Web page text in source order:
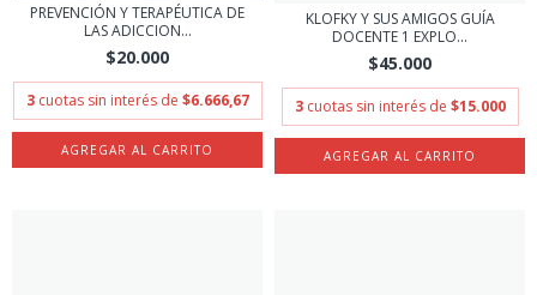
PREVENCIÓN Y TERAPÉUTICA DE
LAS ADICCION...
$20.000
3 cuotas sin interés de $6.666,67
KLOFKY Y SUS AMIGOS GUÍA
DOCENTE 1 EXPLO...
$45.000
3 cuotas sin interés de $15.000